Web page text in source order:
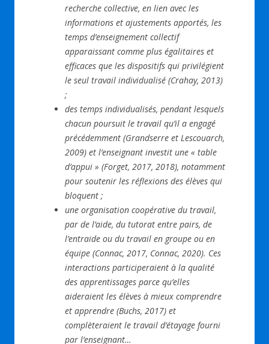
recherche collective, en lien avec les
informations et ajustements apportés, les
temps d’enseignement collectif
apparaissant comme plus égalitaires et
efficaces que les dispositifs qui privilégient
le seul travail individualisé (Crahay, 2013)
;
des temps individualisés, pendant lesquels
chacun poursuit le travail qu’il a engagé
précédemment (Grandserre et Lescouarch,
2009) et l’enseignant investit une « table
d’appui » (Forget, 2017, 2018), notamment
pour soutenir les réflexions des élèves qui
bloquent ;
une organisation coopérative du travail,
par de l’aide, du tutorat entre pairs, de
l’entraide ou du travail en groupe ou en
équipe (Connac, 2017, Connac, 2020). Ces
interactions participeraient à la qualité
des apprentissages parce qu’elles
aideraient les élèves à mieux comprendre
et apprendre (Buchs, 2017) et
complèteraient le travail d’étayage fourni
par l’enseignant…